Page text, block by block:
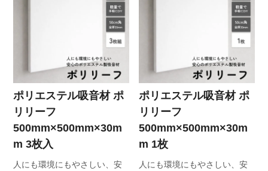
人にも環境にもやさしい、安
ポリエステル吸音材 ポ
リリーフ
500mm×500mm×30m
m 3枚入
人にも環境にもやさしい、安
ポリエステル吸音材 ポ
リリーフ
500mm×500mm×30m
m 1枚